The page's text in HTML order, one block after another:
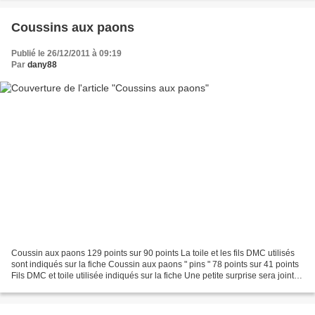
Coussins aux paons
Publié le 26/12/2011 à 09:19
Par dany88
Coussin aux paons 129 points sur 90 points La toile et les fils DMC utilisés
sont indiqués sur la fiche Coussin aux paons " pins " 78 points sur 41 points
Fils DMC et toile utilisée indiqués sur la fiche Une petite surprise sera jointe